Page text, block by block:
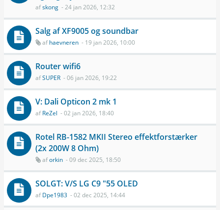
afskong - 24 jan 2026, 12:32
Salg af XF9005 og soundbar
afhaevneren - 19 jan 2026, 10:00
Router wifi6
afSUPER - 06 jan 2026, 19:22
V: Dali Opticon 2 mk 1
afReZel - 02 jan 2026, 18:40
Rotel RB-1582 MKII Stereo effektforstærker
(2x 200W 8 Ohm)
aforkin - 09 dec 2025, 18:50
SOLGT: V/S LG C9 "55 OLED
afDpe1983 - 02 dec 2025, 14:44